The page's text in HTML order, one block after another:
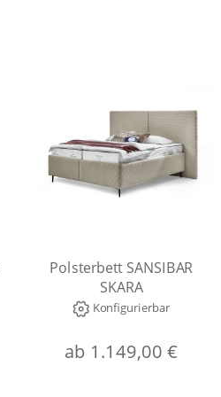
Polsterbett SANSIBAR
SKARA
Konfigurierbar
ab 1.149,00 €